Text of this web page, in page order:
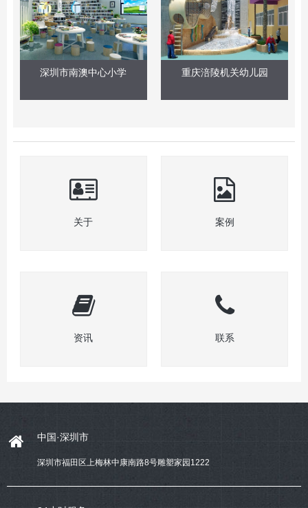
深圳市南澳中心小学 重庆涪陵机关幼儿园
关于 案例
资讯 联系
中国·深圳市
深圳市福田区上梅林中康南路8号雕塑家园1222